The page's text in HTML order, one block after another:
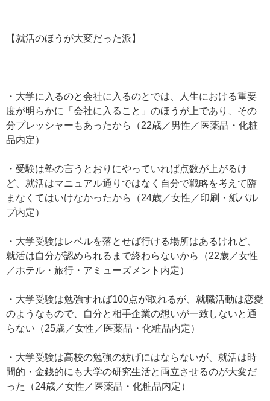
【就活のほうが大変だった派】
・大学に入るのと会社に入るのとでは、人生における重要
度が明らかに「会社に入ること」のほうが上であり、その
分プレッシャーもあったから（22歳／男性／医薬品・化粧
品内定）
・受験は塾の言うとおりにやっていれば点数が上がるけ
ど、就活はマニュアル通りではなく自分で戦略を考えて臨
まなくてはいけなかったから（24歳／女性／印刷・紙パル
プ内定）
・大学受験はレベルを落とせば行ける場所はあるけれど、
就活は自分が認められるまで終わらないから（22歳／女性
／ホテル・旅行・アミューズメント内定）
・大学受験は勉強すれば100点が取れるが、就職活動は恋愛
のようなもので、自分と相手企業の想いが一致しないと通
らない（25歳／女性／医薬品・化粧品内定）
・大学受験は高校の勉強の妨げにはならないが、就活は時
間的・金銭的にも大学の研究生活と両立させるのが大変だ
った（24歳／女性／医薬品・化粧品内定）